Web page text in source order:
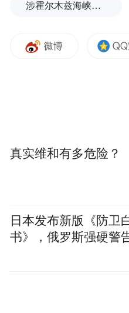
涉霍尔木兹海峡，伊朗与阿曼被曝达成临时协议框架
真实维和有多危险？
日本发布新版《防卫
书》，俄罗斯强硬警